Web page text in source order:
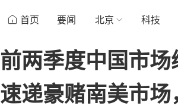
首页 要闻 北京 科技
前两季度中国市
速递豪赌南美市